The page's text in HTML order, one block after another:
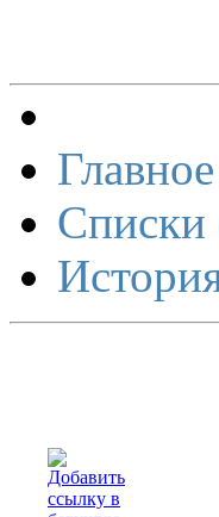
Списки